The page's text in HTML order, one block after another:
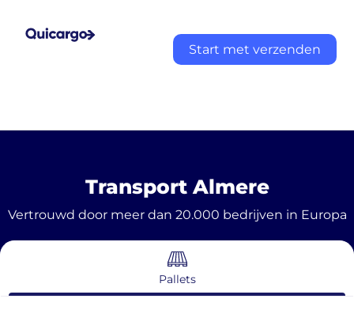
Start met verzenden
Transport Almere
Vertrouwd door meer dan 20.000 bedrijven in Europa
Pallets